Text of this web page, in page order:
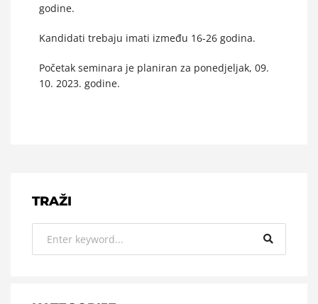
godine.
Kandidati trebaju imati između 16-26 godina.
Početak seminara je planiran za ponedjeljak, 09.
10. 2023. godine.
TRAŽI